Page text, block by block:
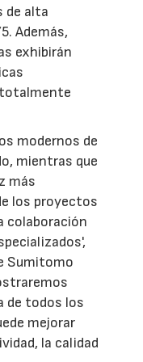
de alta
Además,
exhibirán
totalmente
modernos de
mientras que
más
los proyectos
colaboración
Sumitomo
de todos los
mejorar
la calidad